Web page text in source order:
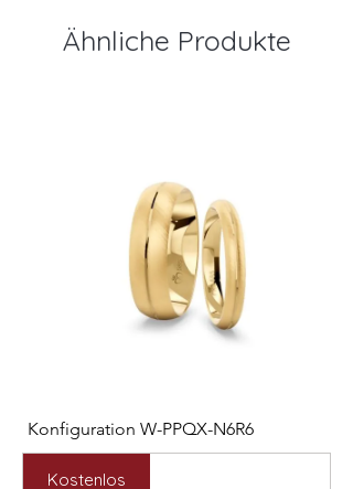
Ähnliche Produkte
Konfiguration W-PPQX-N6R6
Preis
2.127,00 €
Preis
Kostenlos